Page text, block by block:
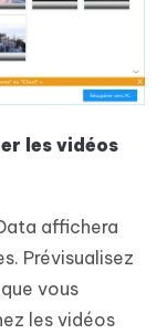
les vidéos
affichera
Prévisualisez
vous
les vidéos